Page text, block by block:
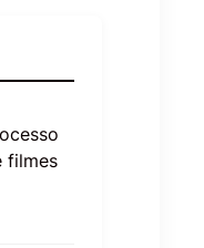
filmes